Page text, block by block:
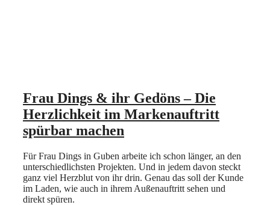
Frau Dings & ihr Gedöns – Die
Herzlichkeit im Marken­auftritt
spürbar machen
Für Frau Dings in Guben arbeite ich schon länger, an den
unterschiedlichsten Projekten. Und in jedem davon steckt
ganz viel Herzblut von ihr drin. Genau das soll der Kunde
im Laden, wie auch in ihrem Außenauftritt sehen und
direkt spüren.